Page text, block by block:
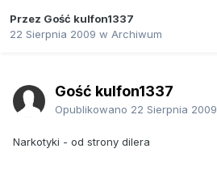
Przez Gość kulfon1337
22 Sierpnia 2009 w Archiwum
Gość kulfon1337
Opublikowano 22 Sierpnia 2009
Narkotyki - od strony dilera